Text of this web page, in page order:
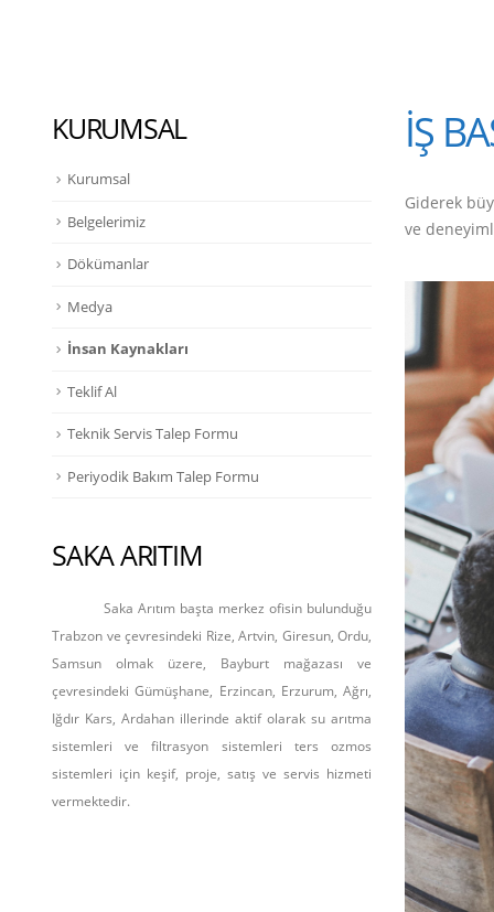
KURUMSAL
Kurumsal
Belgelerimiz
Dökümanlar
Medya
İnsan Kaynakları
Teklif Al
Teknik Servis Talep Formu
Periyodik Bakım Talep Formu
SAKA ARITIM
Saka Arıtım başta merkez ofisin bulunduğu
Trabzon ve çevresindeki Rize, Artvin, Giresun, Ordu,
Samsun olmak üzere, Bayburt mağazası ve
çevresindeki Gümüşhane, Erzincan, Erzurum, Ağrı,
Iğdır Kars, Ardahan illerinde aktif olarak su arıtma
sistemleri ve filtrasyon sistemleri ters ozmos
sistemleri için keşif, proje, satış ve servis hizmeti
vermektedir.
İŞ
Giderek
ve